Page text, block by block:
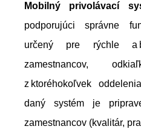
Mobilný privolávací
podporujúci správne
určený pre rýchle a
zamestnancov,
z ktoréhokoľvek
daný systém je
zamestnancov (kvalitár,